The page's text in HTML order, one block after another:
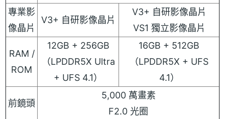
專業影
像晶片
V3+ 自研影像晶片
V3+ 自研影像晶片
VS1 獨立影像晶片
RAM /
ROM
12GB + 256GB
（LPDDR5X Ultra
+ UFS 4.1）
16GB + 512GB
（LPDDR5X + UFS
4.1）
前鏡頭
5,000 萬畫素
F2.0 光圈